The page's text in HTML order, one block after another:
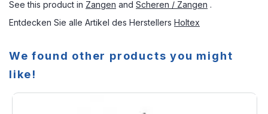
See this product in Zangen and Scheren / Zangen .
Entdecken Sie alle Artikel des Herstellers Holtex
We found other products you might
like!